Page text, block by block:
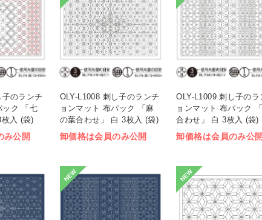
のランチ
ック 「七
入 (袋)
み公開
OLY-L1008 刺し子のランチ
ョンマット 布パック 「麻
の葉合わせ」 白 3枚入 (袋)
卸価格は会員のみ公開
OLY-L1009 刺し子のラ
ョンマット 布パック
合わせ」 白 3枚入 (袋)
卸価格は会員のみ公開
NEW NEW